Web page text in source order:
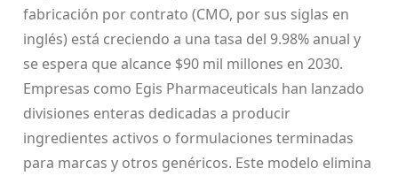
fabricación por contrato (CMO, por sus siglas en
inglés) está creciendo a una tasa del 9.98% anual y
se espera que alcance $90 mil millones en 2030.
Empresas como Egis Pharmaceuticals han lanzado
divisiones enteras dedicadas a producir
ingredientes activos o formulaciones terminadas
para marcas y otros genéricos. Este modelo elimina